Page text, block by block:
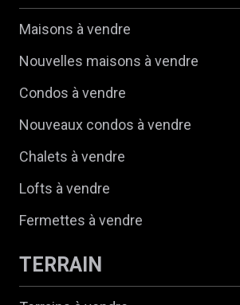
Maisons à vendre
Nouvelles maisons à vendre
Condos à vendre
Nouveaux condos à vendre
Chalets à vendre
Lofts à vendre
Fermettes à vendre
TERRAIN